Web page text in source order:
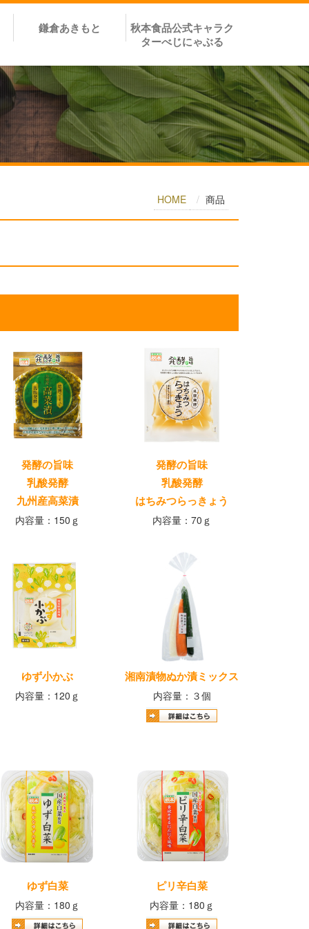
鎌倉あきもと
秋本食品公式キャラク
ターべじにゃぶる
HOME 商品
発酵の旨味
乳酸発酵
九州産高菜漬
内容量：150ｇ
発酵の旨味
乳酸発酵
はちみつらっきょう
内容量：70ｇ
ゆず小かぶ
内容量：120ｇ
湘南漬物ぬか漬ミックス
内容量：３個
ゆず白菜
内容量：180ｇ
ピリ辛白菜
内容量：180ｇ